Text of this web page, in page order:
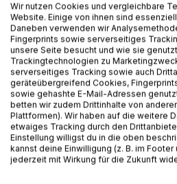
BESCHREIBUNG
»Und als ich sah, wer es war,
nie so tief in die düstere
können.«
Ein Hotel am Meer in Agios
Touristen an der Bar einen Ouzo
schwimmen, liegt der deutsche
daneben auf einer Sonnenliege.
Hotelgast, der Journalist Demian
Wir nutzen Cookies und vergleichbare
Website. Einige von ihnen sind
Daneben verwenden wir
Fingerprints sowie serverseitiges
unsere Seite besucht und wie sie
Trackingtechnologien zu
serverseitiges Tracking sowie auch
geräteübergreifend Cookies,
sowie gehashte E-Mail-Adressen
betten wir zudem Drittinhalte von
Plattformen). Wir haben auf die weitere
etwaiges Tracking durch den
Einstellung willigst du in die oben
kannst deine Einwilligung (z. B. im Footer
jederzeit mit Wirkung für die Zukunft